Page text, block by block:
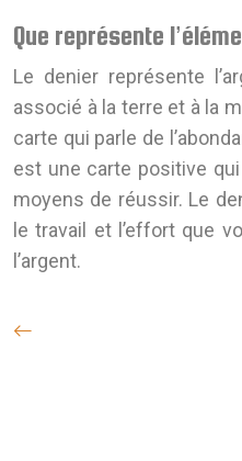
Que représente
Le denier représente
associé à la terre et à la
carte qui parle de
est une carte positive
moyens de réussir. Le
le travail et l’effort que
l’argent.